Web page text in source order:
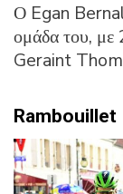
Ο Egan Bernal
ομάδα του, με
Geraint